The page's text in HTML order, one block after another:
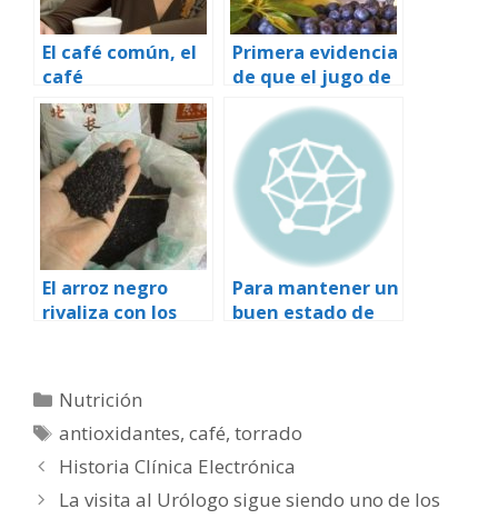
El café común, el
café
descafeinado y el
té se asocian con
un menor riesgo
de diabetes
Primera evidencia
de que el jugo de
arándano mejora
la memoria en los
adultos mayores
El arroz negro
rivaliza con los
saludables
Para mantener un
buen estado de
pérdida del agua
y las sales
Categorías
Nutrición
Etiquetas
antioxidantes,café,torrado
Historia Clínica Electrónica
La visita al Urólogo sigue siendo uno de los